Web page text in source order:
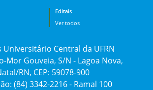
Editais
Ver todos
Universitário Central da UFRN
Mor Gouveia, S/N - Lagoa Nova,
RN, CEP: 59078-900
(84) 3342-2216 - Ramal 100